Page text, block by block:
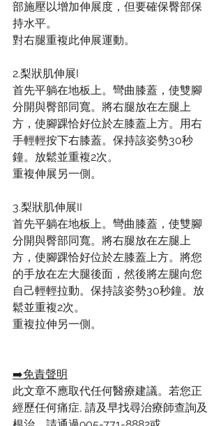
部施壓以增加伸展度，但要確保臀部保
持水平。
對右腿重複此伸展運動。
2.梨狀肌伸展I
首先平躺在地板上。彎曲膝蓋，使雙腳
分開與臀部同寬。將右腿放在左腿上
方，使腳踝恰好位於左膝蓋上方。用右
手輕輕按下右膝蓋。保持該姿勢30秒
鐘。放鬆並重複2次。
重複伸展另一側。
3.梨狀肌伸展II
首先平躺在地板上。彎曲膝蓋，使雙腳
分開與臀部同寬。將右腿放在左腿上
方，使腳踝恰好位於左膝蓋上方。將您
的手放在左大腿後面，然後將左腿向您
自己輕輕拉動。保持該姿勢30秒鐘。放
鬆並重複2次。
重複拉伸另一側。
➡️免責聲明
此文章不應取代任何醫療建議。若您正
經歷任何痛症, 請及早找尋治療師查詢及